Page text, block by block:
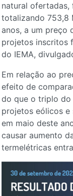
natural
totalizando 753,8
anos, a um preço
projetos inscritos
do IEMA,
Em relação ao
efeito de
do que o triplo do
projetos eólicos e
em maio deste
causar aumento
termelétricas